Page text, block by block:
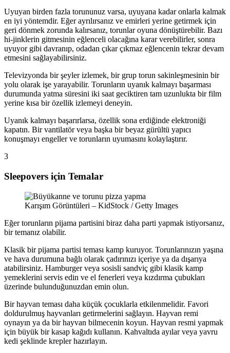
Uyuyan birden fazla torununuz varsa, uyuyana kadar onlarla kalmak
en iyi yöntemdir. Eğer ayrılırsanız ve emirleri yerine getirmek için
geri dönmek zorunda kalırsanız, torunlar oyuna dönüştürebilir. Bazı
hi-jinklerin gitmesinin eğlenceli olacağına karar verebilirler, sonra
uyuyor gibi davranıp, odadan çıkar çıkmaz eğlencenin tekrar devam
etmesini sağlayabilirsiniz.
Televizyonda bir şeyler izlemek, bir grup torun sakinleşmesinin bir
yolu olarak işe yarayabilir. Torunların uyanık kalmayı başarması
durumunda yatma süresini iki saat geciktiren tam uzunlukta bir film
yerine kısa bir özellik izlemeyi deneyin.
Uyanık kalmayı başarırlarsa, özellik sona erdiğinde elektroniği
kapatın. Bir vantilatör veya başka bir beyaz gürültü yapıcı
konuşmayı engeller ve torunların uyumasını kolaylaştırır.
3
Sleepovers için Temalar
Karışım Görüntüleri – KidStock / Getty Images
Eğer torunların pijama partisini biraz daha parti yapmak istiyorsanız,
bir temanız olabilir.
Klasik bir pijama partisi teması kamp kuruyor. Torunlarınızın yaşına
ve hava durumuna bağlı olarak çadırınızı içeriye ya da dışarıya
atabilirsiniz. Hamburger veya sosisli sandviç gibi klasik kamp
yemeklerini servis edin ve el fenerleri veya kızdırma çubukları
üzerinde bulunduğunuzdan emin olun.
Bir hayvan teması daha küçük çocuklarla etkilenmelidir. Favori
doldurulmuş hayvanları getirmelerini sağlayın. Hayvan remi
oynayın ya da bir hayvan bilmecenin koyun. Hayvan resmi yapmak
için büyük bir kasap kağıdı kullanın. Kahvaltıda ayılar veya yavru
kedi şeklinde krepler hazırlayın.